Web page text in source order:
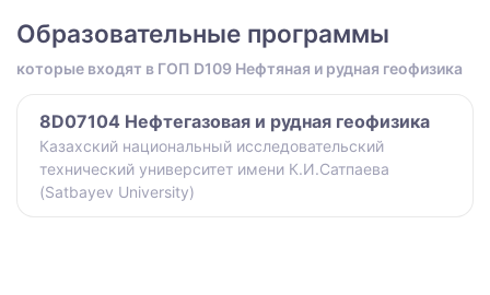
Образовательные программы
которые входят в ГОП D109 Нефтяная и рудная геофизика
8D07104 Нефтегазовая и рудная геофизика
Казахский национальный исследовательский
технический университет имени К.И.Сатпаева
(Satbayev University)